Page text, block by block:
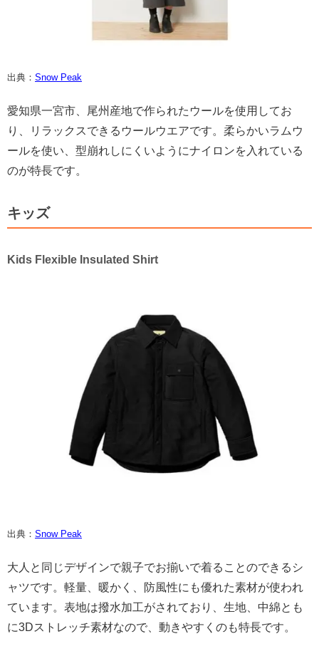
出典： Snow Peak
愛知県一宮市、尾州産地で作られたウールを使用してお
り、リラックスできるウールウエアです。柔らかいラムウ
ールを使い、型崩れしにくいようにナイロンを入れている
のが特長です。
キッズ
Kids Flexible Insulated Shirt
出典： Snow Peak
大人と同じデザインで親子でお揃いで着ることのできるシ
ャツです。軽量、暖かく、防風性にも優れた素材が使われ
ています。表地は撥水加工がされており、生地、中綿とも
に3Dストレッチ素材なので、動きやすくのも特長です。